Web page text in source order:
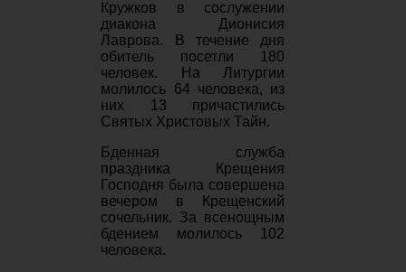
Кружков в сослужении
диакона Дионисия
Лаврова. В течение дня
обитель посетли 180
человек. На Литургии
молилось 64 человека, из
них 13 причастились
Святых Христовых Тайн.
Бденная служба
праздника Крещения
Господня была совершена
вечером в Крещенский
сочельник. За всенощным
бдением молилось 102
человека.